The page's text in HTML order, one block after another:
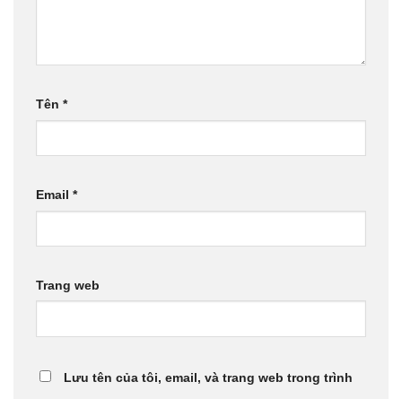
Tên *
Email *
Trang web
Lưu tên của tôi, email, và trang web trong trình